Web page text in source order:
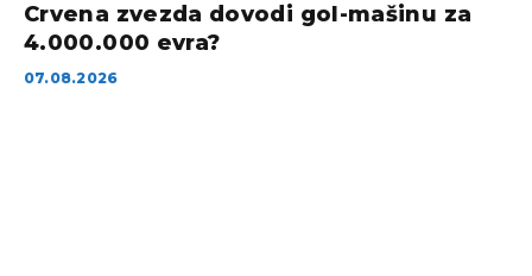
Crvena zvezda dovodi gol-mašinu za
4.000.000 evra?
07.08.2026